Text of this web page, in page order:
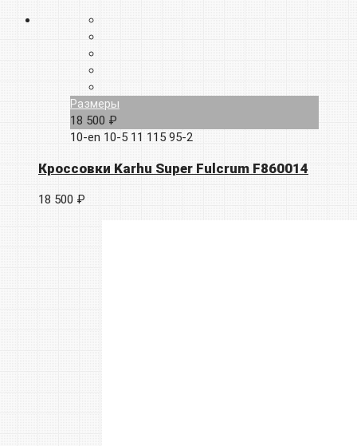
Размеры
18 500 ₽
10-en 10-5 11 115 95-2
Кроссовки Karhu Super Fulcrum F860014
18 500 ₽